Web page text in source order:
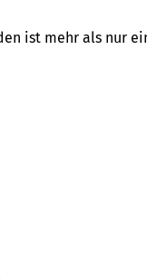
ist mehr als nur